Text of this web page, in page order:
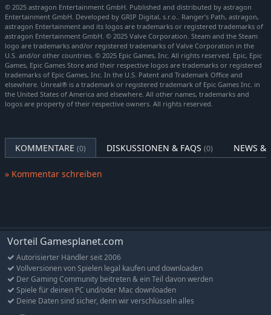
überprüfst Eintrittskarten, reagierst auf Notfälle und sorgst
dafür, dass der Park ein sicherer Ort bleibt, der alle willkommen
heißt.
Also schnapp dir deinen Ranger-Hut und beginne noch heute
deine Reise in Ranger’s Path: National Park Simulator.
Tauche ein in die Wildnis: Beginne deine Karriere als Ranger
im atemberaubenden Faremont National Park
Hilfe und Unterstützung: Pflege Wanderwege, hilf Besuchern
und reagiere auf Tiersichtungen
Dokumentiere die Tierwelt: Entdecke mehr als zehn
Ranger-Pickup die malerischen Straßen des Parks
Interagiere mit Besuchern: Hilf Wandernden, überprüfe
Eintrittskarten und leite Besuchern zu zentralen Orten
Erlebe dynamische Tage: Tag-Dämmerungs-Wechsel,
Wetterumschwünge und abwechslungsreiche Aufgaben
© 2025 astragon Entertainment GmbH. Published and distributed by astragon
Entertainment GmbH. Developed by GRIP Digital, s.r.o.. Ranger’s Path, astragon,
astragon Entertainment and its logos are trademarks or registered trademarks of
astragon Entertainment GmbH. © 2025 Valve Corporation. Steam and the Steam
logo are trademarks and/or registered trademarks of Valve Corporation in the
U.S. and/or other countries. © 2025 Epic Games, Inc. All rights reserved. Epic, Epic
Games, Epic Games Store and their respective logos are trademarks or registered
trademarks of Epic Games, Inc. In the U.S. Patent and Trademark Office and
elsewhere. Unreal® is a trademark or registered trademark of Epic Games Inc. in
the United States of America and elsewhere. All other names, trademarks and
logos are property of their respective owners. All rights reserved.
KOMMENTARE (0) DISKUSSIONEN & FAQS (0) NEWS &
» Kommentar schreiben
Vorteil Gamesplanet.com
Autorisierter Händler seit 2006
Vollversionen von Spielen legal kaufen und downloaden
Der Gaming Community beitreten & ein Teil davon werden
Spiele für deinen PC und/oder Mac downloaden
Deine Daten sind sicher, denn wir verschlüsseln alles